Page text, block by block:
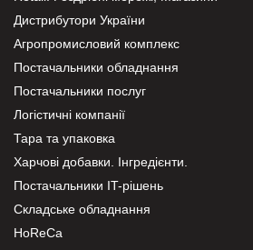
Дистрибутори України
Агропромисловий комплекс
Постачальники обладнання
Постачальники послуг
Логістичні компанії
Тара та упаковка
Харчові добавки. Інгредієнти.
Постачальники IT-рішень
Складське обладнання
HoReCa